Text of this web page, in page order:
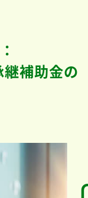
継補助金の